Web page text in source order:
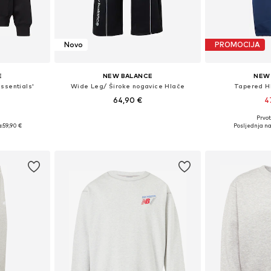
59,90 €
Novo
NEW BALANCE
Wide Leg/ Široke nogavice Hlače
64,90 €
PROMOCIJA
NEW
Tapered
Posljednja